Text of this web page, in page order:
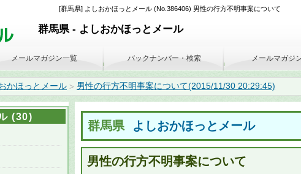
[群馬県] よしおかほっとメール (No.386406) 男性の行方不明事案について
群馬県 - よしおかほっとメール
かほっとメール > 男性の行方不明事案について(2015/11/30 20:29:45)
群馬県 よしおかほっとメール
男性の行方不明事案について
メールマガジン一覧 バックナンバー・検索 メールマガジ
(30)